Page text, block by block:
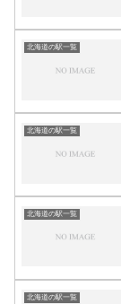
北海道の駅一覧
北海道の駅一覧
北海道の駅一覧
北海道の駅一覧